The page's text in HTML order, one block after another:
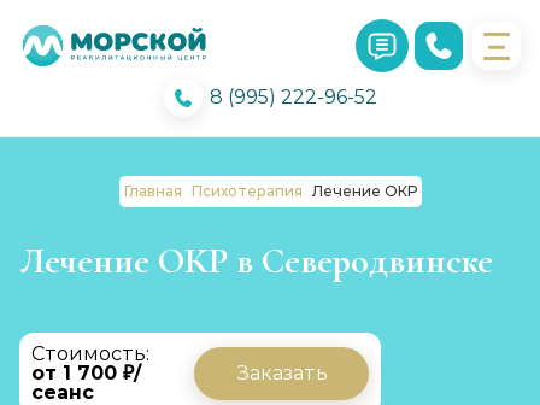
8 (995) 222-96-52
Главная Психотерапия Лечение ОКР
Лечение ОКР в Северодвинске
Стоимость:
от 1 700 ₽/
сеанс
Заказать